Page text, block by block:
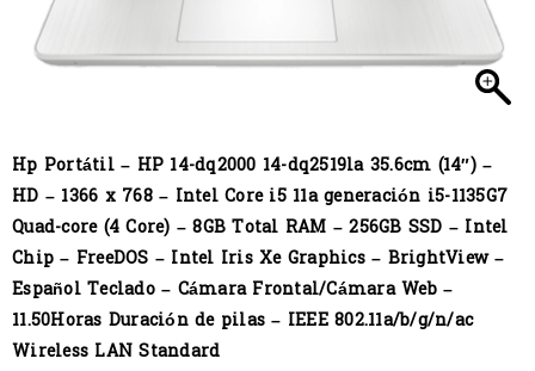
Hp Portátil – HP 14-dq2000 14-dq2519la 35.6cm (14″) –
HD – 1366 x 768 – Intel Core i5 11a generación i5-1135G7
Quad-core (4 Core) – 8GB Total RAM – 256GB SSD – Intel
Chip – FreeDOS – Intel Iris Xe Graphics – BrightView –
Español Teclado – Cámara Frontal/Cámara Web –
11.50Horas Duración de pilas – IEEE 802.11a/b/g/n/ac
Wireless LAN Standard